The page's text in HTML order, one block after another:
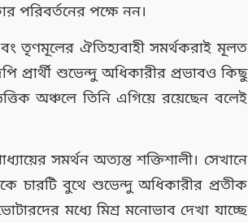
পরিবর্তনের পক্ষে নন।
তৃণমূলের ঐতিহ্যবাহী সমর্থকরাই মূলত
প্রার্থী শুভেন্দু অধিকারীর প্রভাবও কিছু
অঞ্চলে তিনি এগিয়ে রয়েছেন বলেই
সমর্থন অত্যন্ত শক্তিশালী। সেখানে
চারটি বুথে শুভেন্দু অধিকারীর প্রতীক
মধ্যে মিশ্র মনোভাব দেখা যাচ্ছে